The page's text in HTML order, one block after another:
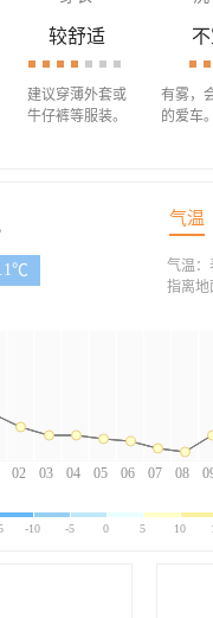
较舒适
建议穿薄外套或
牛仔裤等服装。
有雾，
的爱车
气温
02 03 04 05 06 07 08
气温：
指离地
-10 -5 0 5 10